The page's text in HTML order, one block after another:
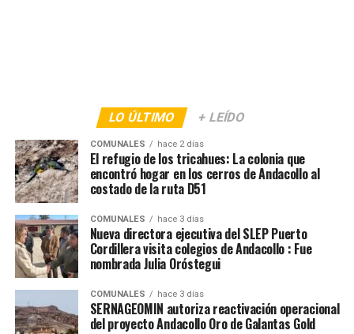
LO ÚLTIMO + LEÍDO
COMUNALES hace 2 días
El refugio de los tricahues: La colonia que
encontró hogar en los cerros de Andacollo al
costado de la ruta D51
COMUNALES hace 3 días
Nueva directora ejecutiva del SLEP Puerto
Cordillera visita colegios de Andacollo : Fue
nombrada Julia Oróstegui
COMUNALES hace 3 días
SERNAGEOMIN autoriza reactivación operacional
del proyecto Andacollo Oro de Galantas Gold